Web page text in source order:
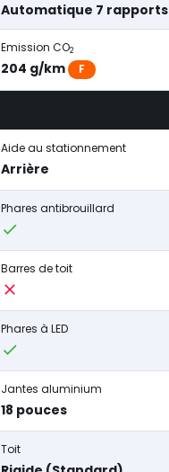
Automatique 7 rapports
Emission CO2
204 g/km F
Aide au stationnement
Arrière
Phares antibrouillard
Barres de toit
Phares à LED
Jantes aluminium
18 pouces
Toit